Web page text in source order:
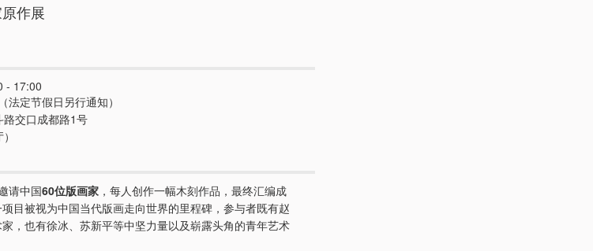
作展
- 17:00
定节假日另行通知）
交口成都路1号
请中国60位版画家 ，每人创作一幅木刻作品，最终汇编成
项目被视为中国当代版画走向世界的里程碑，参与者既有赵
，也有徐冰、苏新平等中坚力量以及崭露头角的青年艺术